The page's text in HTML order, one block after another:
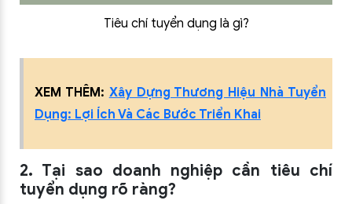
Tiêu chí tuyển dụng là gì?
XEM THÊM: Xây Dựng Thương Hiệu Nhà Tuyển
Dụng: Lợi Ích Và Các Bước Triển Khai
2. Tại sao doanh nghiệp cần tiêu chí
tuyển dụng rõ ràng?